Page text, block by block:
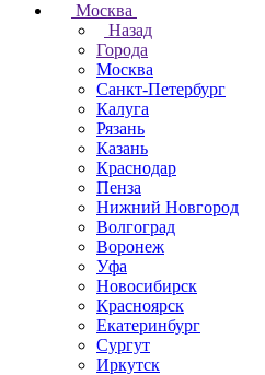
Москва
Назад
Города
Москва
Санкт-Петербург
Калуга
Рязань
Казань
Краснодар
Пенза
Нижний Новгород
Волгоград
Воронеж
Уфа
Новосибирск
Красноярск
Екатеринбург
Сургут
Иркутск